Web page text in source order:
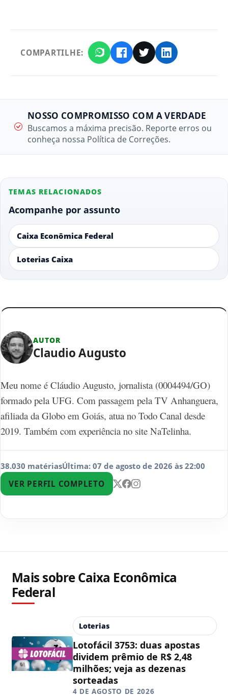
COMPARTILHE:
NOSSO COMPROMISSO COM A VERDADE
Buscamos a máxima precisão. Reporte erros ou
conheça nossa Política de Correções.
TEMAS RELACIONADOS
Acompanhe por assunto
Caixa Econômica Federal
Loterias Caixa
AUTOR
Claudio Augusto
Meu nome é Cláudio Augusto, jornalista (0004494/GO)
formado pela UFG. Com passagem pela TV Anhanguera,
afiliada da Globo em Goiás, atua no Todo Canal desde
2019. Também com experiência no site NaTelinha.
38.030 matériasÚltima: 07 de agosto de 2026 às 22:00
VER PERFIL COMPLETO
Mais sobre Caixa Econômica
Federal
Loterias
Lotofácil 3753: duas apostas
dividem prêmio de R$ 2,48
milhões; veja as dezenas
sorteadas
4 DE AGOSTO DE 2026